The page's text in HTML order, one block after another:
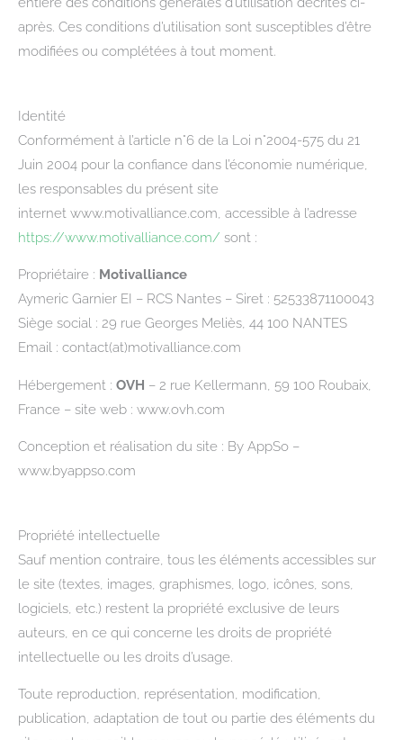
après. Ces conditions d’utilisation sont susceptibles d’être
modifiées ou complétées à tout moment.
Identité
Conformément à l’article n°6 de la Loi n°2004-575 du 21
Juin 2004 pour la confiance dans l’économie numérique,
les responsables du présent site
internet www.motivalliance.com, accessible à l’adresse
https://www.motivalliance.com/ sont :
Propriétaire : Motivalliance
Aymeric Garnier EI – RCS Nantes – Siret : 52533871100043
Siège social : 29 rue Georges Meliès, 44 100 NANTES
Email : contact(at)motivalliance.com
Hébergement : OVH – 2 rue Kellermann, 59 100 Roubaix,
France – site web : www.ovh.com
Conception et réalisation du site : By AppSo –
www.byappso.com
Propriété intellectuelle
Sauf mention contraire, tous les éléments accessibles sur
le site (textes, images, graphismes, logo, icônes, sons,
logiciels, etc.) restent la propriété exclusive de leurs
auteurs, en ce qui concerne les droits de propriété
intellectuelle ou les droits d’usage.
Toute reproduction, représentation, modification,
publication, adaptation de tout ou partie des éléments du